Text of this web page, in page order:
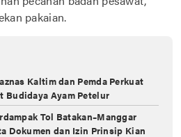
pakaian.
Kaltim dan Pemda Perkuat
Budidaya Ayam Petelur
Tol Batakan–Manggar
Dokumen dan Izin Prinsip Kian